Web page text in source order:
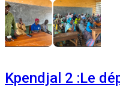
Kpendjal 2 :Le